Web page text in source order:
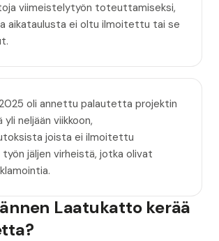
viimeistelytyön toteuttamiseksi,
aikataulusta ei oltu ilmoitettu tai se
oli annettu palautetta projektin
neljään viikkoon,
joista ei ilmoitettu
jäljen virheistä, jotka olivat
Laatukatto kerää